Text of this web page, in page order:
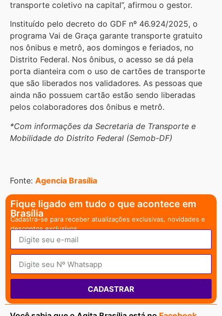
transporte coletivo na capital”, afirmou o gestor.
Instituído pelo decreto do GDF nº 46.924/2025, o
programa Vai de Graça garante transporte gratuito
nos ônibus e metrô, aos domingos e feriados, no
Distrito Federal. Nos ônibus, o acesso se dá pela
porta dianteira com o uso de cartões de transporte
que são liberados nos validadores. As pessoas que
ainda não possuem cartão estão sendo liberadas
pelos colaboradores dos ônibus e metrô.
*Com informações da Secretaria de Transporte e
Mobilidade do Distrito Federal (Semob-DF)
Fonte: Agencia Brasília
Fique ligado em tudo o que acontece em
Brasília
Cadastra-se para receber atualizações exclusivas, novidades e
descontos exclusivos.
CADASTRAR